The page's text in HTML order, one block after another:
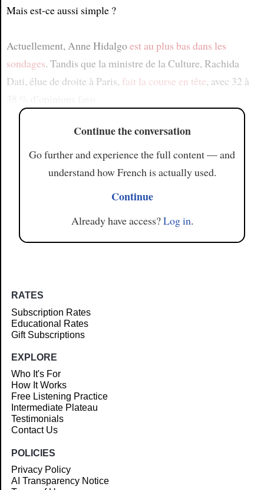
Mais est-ce aussi simple ?
Actuellement, Anne Hidalgoest au plus bas dans les
sondages. Tandis que la ministre de la Culture, Rachida
Dati, élue de droite à Paris, fait la course en tête, avec 32 à
Continue the conversation
Go further and experience the full content — and
understand how French is actually used.
Continue
Already have access?Log in.
RATES
Subscription Rates
Educational Rates
Gift Subscriptions
EXPLORE
Who It's For
How It Works
Free Listening Practice
Intermediate Plateau
Testimonials
Contact Us
POLICIES
Privacy Policy
AI Transparency Notice